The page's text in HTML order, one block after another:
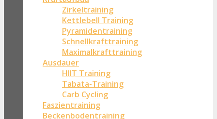
Zirkeltraining
Kettlebell Training
Pyramidentraining
Schnellkrafttraining
Maximalkrafttraining
Ausdauer
HIIT Training
Tabata-Training
Carb Cycling
Faszientraining
Beckenbodentraining